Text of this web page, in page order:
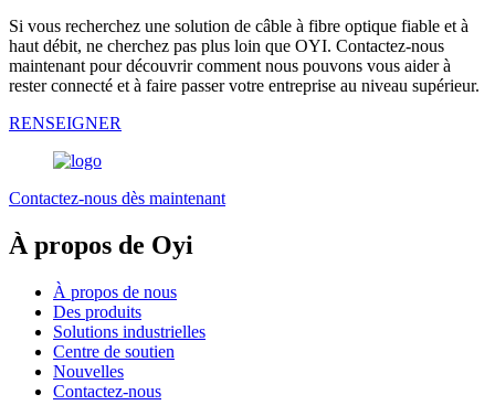
Si vous recherchez une solution de câble à fibre optique fiable et à
haut débit, ne cherchez pas plus loin que OYI. Contactez-nous
maintenant pour découvrir comment nous pouvons vous aider à
rester connecté et à faire passer votre entreprise au niveau supérieur.
RENSEIGNER
Contactez-nous dès maintenant
À propos de Oyi
À propos de nous
Des produits
Solutions industrielles
Centre de soutien
Nouvelles
Contactez-nous